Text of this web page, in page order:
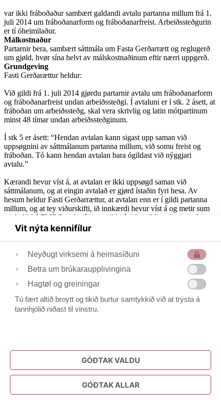
var ikki fráboðaður sambært galdandi avtalu partanna millum frá 1.
juli 2014 um fráboðanarform og fráboðanarfreist. Arbeiðssteðgurin
er tí óheimilaður.
Málkostnaður
Partarnir bera, sambært sáttmála um Fasta Gerðarrætt og reglugerð
um gjøld, hvør sína helvt av málskostnaðinum eftir nærri uppgerð.
Grundgeving
Fasti Gerðarættur heldur:
Við gildi frá 1. juli 2014 gjørdu partarnir avtalu um fráboðanarform
og fráboðanarfreist undan arbeiðssteðgi. Í avtaluni er í stk. 2 ásett, at
fráboðan um arbeiðssteðg, skal vera skrivlig og latin mótpartinum
minst 48 tímar undan arbeiðssteðginum.
Í stk 5 er ásett: “Hendan avtalan kann sigast upp saman við
uppsøgnini av sáttmálanum partanna millum, við somu freist og
fráboðan. Tó kann hendan avtalan bara ógildast við nýggjari
avtalu.”
Kærandi hevur víst á, at avtalan er ikki uppsøgd saman við
sáttmálanum, og at eingin avtalað er gjørd ístaðin fyri hesa. Av
hesum heldur Fasti Gerðarrættur, at avtalan enn er í gildi partanna
millum, og at tey viðurskifti, ið innkærdi hevur víst á og metir sum
mishald frá FMR/Landsstýrinum, ikki ávirka gildi av hesi avtalu.
Fasti Gerðarrættur heldur, at tá arbeiðssteðgurin ikki er lýstur við 48
tímar freistini, sum avtalan fyriskrivar, er arbeiðssteðgurin at meta
sum óheimilað stríðsstig. Fasti Gerðarrættur er tí komin til hesa
Úrskurður sum PDF
FG Mál 04-2023 gerðarrættarúrskurður .pdf
Aftur
Postsmoga 3023
358585 / 299509
fg@fg.fo
Vit nýta kennifílur
Neyðugt virksemi á heimasíðuni
Betra um brúkaraupplivingina
Hagtøl og greiningar
Tú fært altíð broytt og tikið burtur samtykkið við at trýsta á
tannhjólið niðast til vinstru.
GÓÐTAK VALDU
GÓÐTAK ALLAR